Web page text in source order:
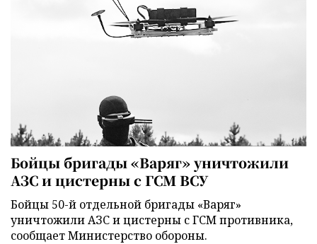
Бойцы бригады «Варяг» уничтожили
АЗС и цистерны с ГСМ ВСУ
Бойцы 50-й отдельной бригады «Варяг»
уничтожили АЗС и цистерны с ГСМ противника,
сообщает Министерство обороны.